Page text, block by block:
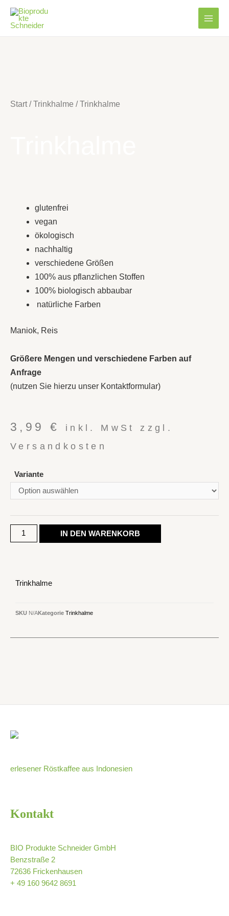
Start/Trinkhalme / Trinkhalme
glutenfrei
vegan
ökologisch
nachhaltig
verschiedene Größen
100% aus pflanzlichen Stoffen
100% biologisch abbaubar
natürliche Farben
Maniok, Reis
Größere Mengen und verschiedene Farben auf
Anfrage
(nutzen Sie hierzu unser Kontaktformular)
3,99 €
inkl. MwSt zzgl.
Versandkosten
Variante
IN DEN WARENKORB
Trinkhalme
SKU N/AKategorie Trinkhalme
erlesener Röstkaffee aus Indonesien
Kontakt
BIO Produkte Schneider GmbH
Benzstraße 2
72636 Frickenhausen
+ 49 160 9642 8691